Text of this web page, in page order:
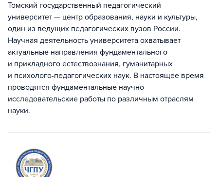
Томский государственный педагогический
университет — центр образования, науки и культуры,
один из ведущих педагогических вузов России.
Научная деятельность университета охватывает
актуальные направления фундаментального
и прикладного естествознания, гуманитарных
и психолого-педагогических наук. В настоящее время
проводятся фундаментальные научно-
исследовательские работы по различным отраслям
науки.